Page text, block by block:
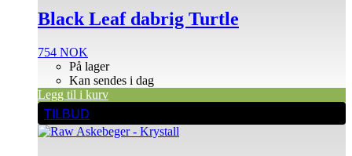
Black Leaf dabrig Turtle
754 NOK
På lager
Kan sendes i dag
Legg til i kurv
TILBUD
Dette
produktet
har